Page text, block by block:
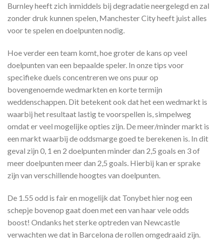
Burnley heeft zich inmiddels bij degradatie neergelegd en zal
zonder druk kunnen spelen, Manchester City heeft juist alles
voor te spelen en doelpunten nodig.
Hoe verder een team komt, hoe groter de kans op veel
doelpunten van een bepaalde speler. In onze tips voor
specifieke duels concentreren we ons puur op
bovengenoemde wedmarkten en korte termijn
weddenschappen. Dit betekent ook dat het een wedmarkt is
waarbij het resultaat lastig te voorspellen is, simpelweg
omdat er veel mogelijke opties zijn. De meer/minder markt is
een markt waarbij de oddsmarge goed te berekenen is. In dit
geval zijn 0, 1 en 2 doelpunten minder dan 2,5 goals en 3 of
meer doelpunten meer dan 2,5 goals. Hierbij kan er sprake
zijn van verschillende hoogtes van doelpunten.
De 1.55 odd is fair en mogelijk dat Tonybet hier nog een
schepje bovenop gaat doen met een van haar vele odds
boost! Ondanks het sterke optreden van Newcastle
verwachten we dat in Barcelona de rollen omgedraaid zijn.